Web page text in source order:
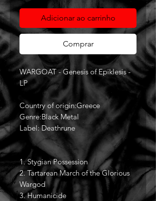
Adicionar ao carrinho
Comprar
WARGOAT - Genesis of Epiklesis -
LP
Country of origin:Greece
Genre:Black Metal
Label: Deathrune
1. Stygian Possession
2. Tartarean March of the Glorious
Wargod
3. Humanicide